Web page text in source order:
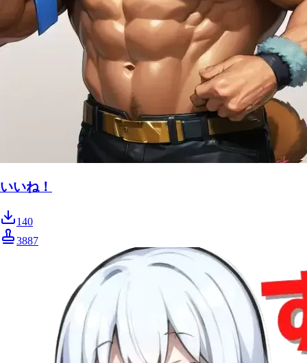
いいね！
140
3887